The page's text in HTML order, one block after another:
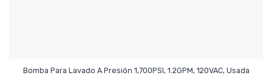
Bomba Para Lavado A Presión 1,700PSI, 1.2GPM, 120VAC, Usada